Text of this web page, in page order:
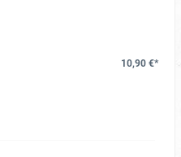
10,90 €*